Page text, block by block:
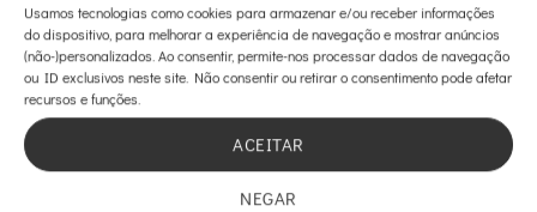
Usamos tecnologias como cookies para armazenar e/ou receber informações
do dispositivo, para melhorar a experiência de navegação e mostrar anúncios
(não-)personalizados. Ao consentir, permite-nos processar dados de navegação
ou ID exclusivos neste site. Não consentir ou retirar o consentimento pode afetar
recursos e funções.
ACEITAR
NEGAR
Fev